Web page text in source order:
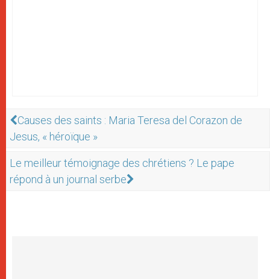
Causes des saints : Maria Teresa del Corazon de
Jesus, « héroïque »
Le meilleur témoignage des chrétiens ? Le pape
répond à un journal serbe